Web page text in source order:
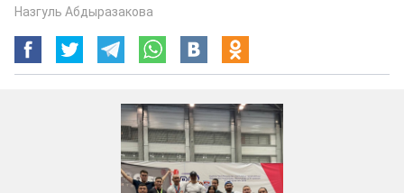
Назгуль Абдыразакова